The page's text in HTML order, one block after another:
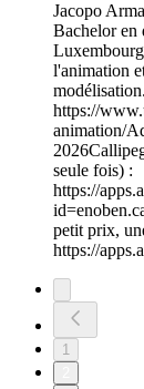
Jacopo
Bachelor en
l'animation
https://
animation/
seule fois) :
https://
petit prix,
https://
1